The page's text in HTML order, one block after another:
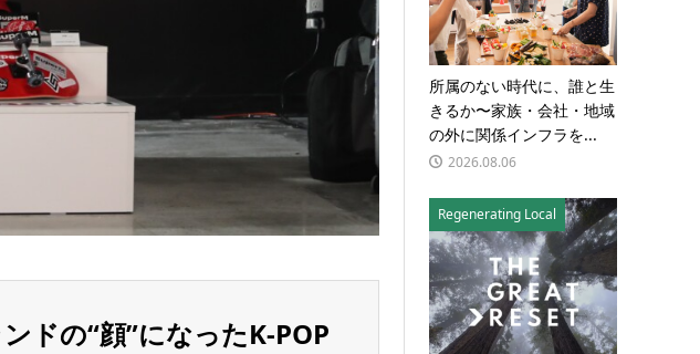
ドの“顔”になったK-POP
所属のない時代に、誰と生
きるか〜家族・会社・地域
の外に関係インフラを...
2026.08.06
Regenerating Local